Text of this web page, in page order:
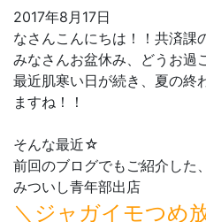
2017年8月17日
なさんこんにちは！！共済課
みなさんお盆休み、どうお過
最近肌寒い日が続き、夏の終
ますね！！
そんな最近☆
前回のブログでもご紹介した
みついし青年部出店
＼ジャガイモつめ